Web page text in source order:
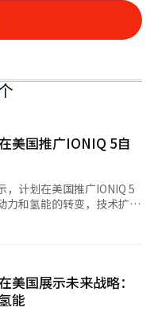
美国推广IONIQ 5自
计划在美国推广IONIQ 5
力和氢能的转变，技术扩展
汽车集团消息，何塞·穆尼
贸易、人工智能、能源和
技术的商业化，提到在旧
的Motional机器人出租
推广潜力。现代汽车集团
美国展示未来战略：
能